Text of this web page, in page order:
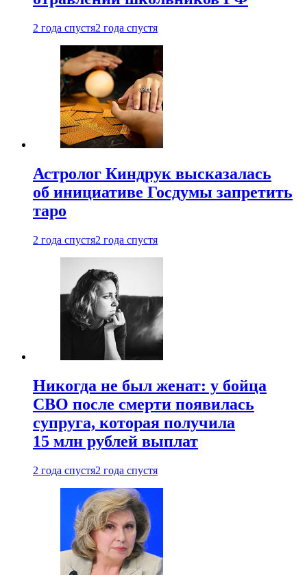
2 года спустя2 года спустя
Астролог Киндрук высказалась
об инициативе Госдумы запретить
таро
2 года спустя2 года спустя
Никогда не был женат: у бойца
СВО после смерти появилась
супруга, которая получила
15 млн рублей выплат
2 года спустя2 года спустя